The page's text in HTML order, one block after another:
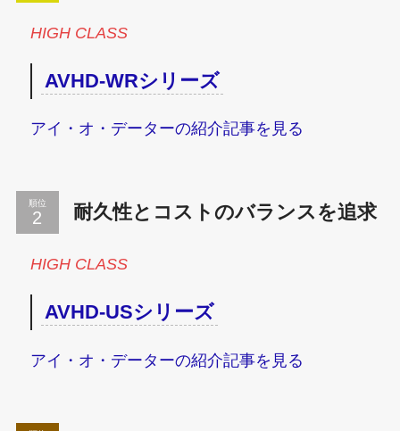
HIGH CLASS
AVHD-WRシリーズ
アイ・オ・データーの紹介記事を見る
順位 耐久性とコストのバランスを追求
HIGH CLASS
AVHD-USシリーズ
アイ・オ・データーの紹介記事を見る